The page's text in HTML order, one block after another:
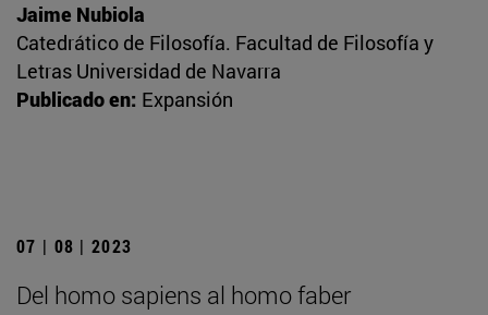
Jaime Nubiola
Catedrático de Filosofía. Facultad de Filosofía y
Letras Universidad de Navarra
Publicado en: Expansión
07 | 08 | 2023
Del homo sapiens al homo faber